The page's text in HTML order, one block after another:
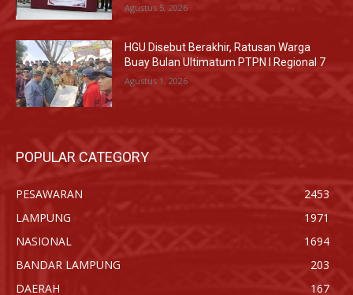
Agustus 5, 2026
HGU Disebut Berakhir, Ratusan Warga
Buay Bulan Ultimatum PTPN I Regional 7
Agustus 1, 2026
POPULAR CATEGORY
PESAWARAN
2453
LAMPUNG
1971
NASIONAL
1694
BANDAR LAMPUNG
203
DAERAH
167